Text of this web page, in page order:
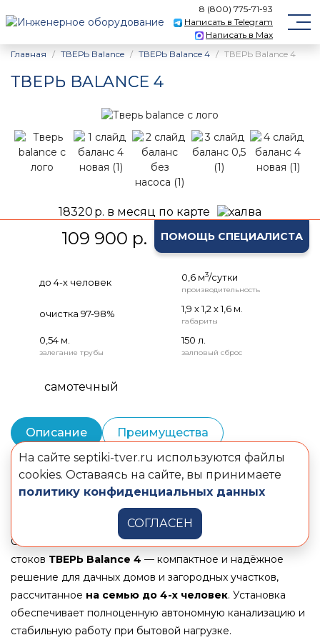
8 (800) 775-71-93
Написать в Telegram
Написать в Max
Главная
ТВЕРЬ Balance ТВЕРЬ Balance 4 ТВЕРЬ Balance 4
ТВЕРЬ BALANCE 4
18320 р. в месяц по карте
109 900 р. ПОМОЩЬ СПЕЦИАЛИСТА
до 4-х человек 0,6 м3/сутки
производительность
очистка 97-98% 1,9 х 1,2 х 1,6 м.
габариты
0,54 м.
залегание трубы
150 л.
залповый сброс
самотечный
Описание Преимущества
Монтаж и шеф-монтаж Комплектация
Документы
Станция биологической очистки хозяйственно-бытовых
стоков ТВЕРЬ Balance 4 — компактное и надёжное
решение для дачных домов и загородных участков,
рассчитанное на семью до 4-х человек. Установка
обеспечивает полноценную автономную канализацию и
стабильную работу при бытовой нагрузке.
На сайте septiki-tver.ru используются файлы
cookies. Оставаясь на сайте, вы принимаете
политику конфиденциальных данных
СОГЛАСЕН